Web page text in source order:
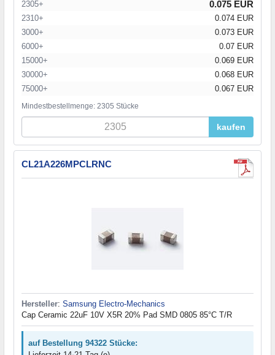
2305+ 0.075 EUR
2310+
0.074 EUR
3000+
0.073 EUR
6000+
0.07 EUR
15000+
0.069 EUR
30000+
0.068 EUR
75000+
0.067 EUR
Mindestbestellmenge: 2305 Stücke
kaufen
CL21A226MPCLRNC
Hersteller: Samsung Electro-Mechanics
Cap Ceramic 22uF 10V X5R 20% Pad SMD 0805 85°C T/R
auf Bestellung 94322 Stücke: